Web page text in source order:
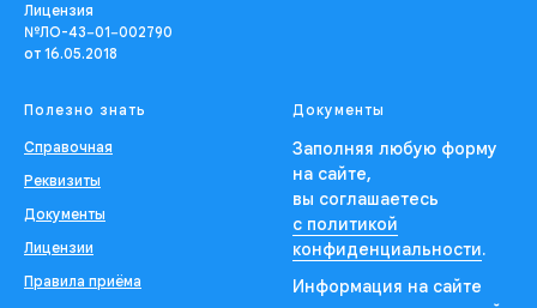
Лицензия
№ЛО-43−01−002790
от 16.05.2018
Полезно знать
Справочная
Реквизиты
Документы
Лицензии
Правила приёма
Документы
Заполняя любую форму
на сайте,
вы соглашаетесь
с политикой
конфиденциальности.
Информация на сайте